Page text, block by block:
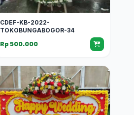
CDEF-KB-2022-
TOKOBUNGABOGOR-34
Rp 500.000